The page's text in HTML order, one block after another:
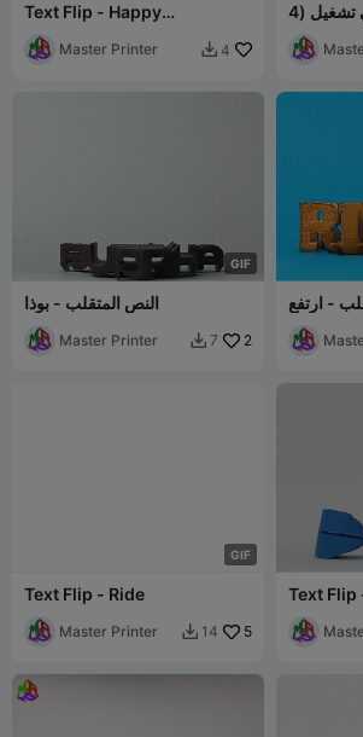
Text Flip - Happy
Master Printer  4
قلب النص - فني تشغيل (4
GIF
النص المتقلب - بوذا
Master Printer  7 2
GIF
Text Flip - Ride
Master Printer  14 5
Text Flip